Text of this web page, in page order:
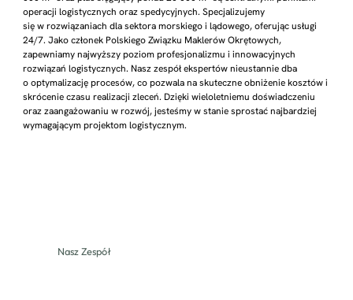
operacji logistycznych oraz spedycyjnych. Specjalizujemy
się w rozwiązaniach dla sektora morskiego i lądowego, oferując usługi
24/7. Jako członek Polskiego Związku Maklerów Okrętowych,
zapewniamy najwyższy poziom profesjonalizmu i innowacyjnych
rozwiązań logistycznych. Nasz zespół ekspertów nieustannie dba
o optymalizację procesów, co pozwala na skuteczne obniżenie kosztów i
skrócenie czasu realizacji zleceń. Dzięki wieloletniemu doświadczeniu
oraz zaangażowaniu w rozwój, jesteśmy w stanie sprostać najbardziej
wymagającym projektom logistycznym.
Nasz Zespół